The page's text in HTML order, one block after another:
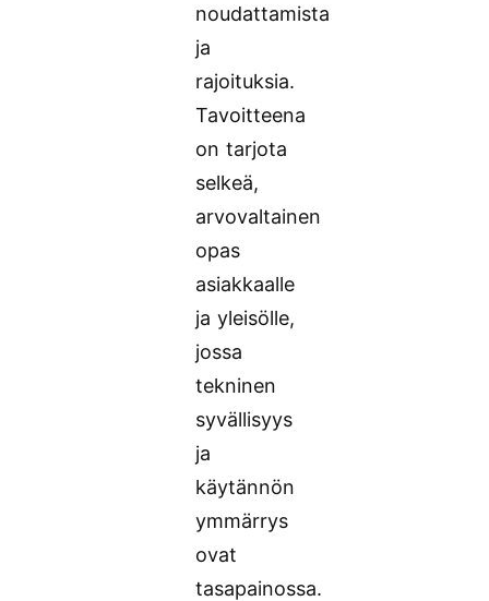
noudattamista
ja
rajoituksia.
Tavoitteena
on tarjota
selkeä,
arvovaltainen
opas
asiakkaalle
ja yleisölle,
jossa
tekninen
syvällisyys
ja
käytännön
ymmärrys
ovat
tasapainossa.